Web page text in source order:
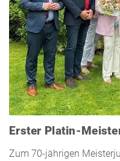
Erster Platin-
Zum 70-jährigen